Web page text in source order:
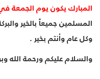
المبارك يكون يوم الجمعة في 6/حزيران/
المسلمين جميعاً بالخير
وكل عام وأنتم بخير .
والسلام عليكم ورحمة الله